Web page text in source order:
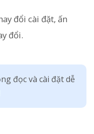
đổi cài đặt, ấn
đổi.
đọc và cài đặt dễ